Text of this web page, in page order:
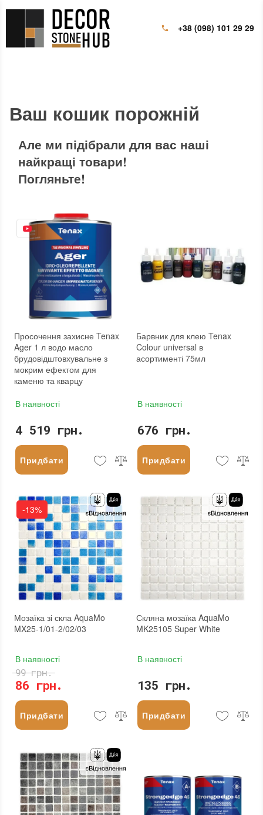
+38 (098) 101 29 29
Ваш кошик порожній
Але ми підібрали для вас наші
найкращі товари!
Погляньте!
Просочення захисне Tenax
Ager 1 л водо масло
брудовідштовхувальне з
мокрим ефектом для
каменю та кварцу
В наявності
4 519 грн.
Придбати
Барвник для клею Tenax
Colour universal в
асортименті 75мл
В наявності
676 грн.
Придбати
-13%
Мозаїка зі скла AquaMo
MX25-1/01-2/02/03
В наявності
86 грн.
99 грн.
Придбати
Скляна мозаїка AquaMo
MK25105 Super White
В наявності
135 грн.
Придбати